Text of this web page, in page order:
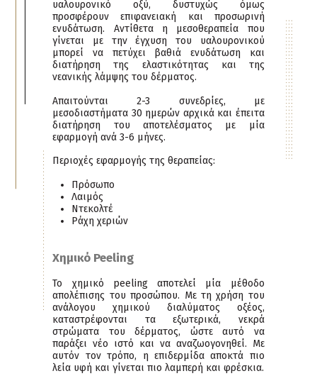
υαλουρονικό οξύ, δυστυχώς όμως
προσφέρουν επιφανειακή και προσωρινή
ενυδάτωση. Αντίθετα η μεσοθεραπεία που
γίνεται με την έγχυση του υαλουρονικού
μπορεί να πετύχει βαθιά ενυδάτωση και
διατήρηση της ελαστικότητας και της
νεανικής λάμψης του δέρματος.
Απαιτούνται 2-3 συνεδρίες, με
μεσοδιαστήματα 30 ημερών αρχικά και έπειτα
διατήρηση του αποτελέσματος με μία
εφαρμογή ανά 3-6 μήνες.
Περιοχές εφαρμογής της θεραπείας:
Πρόσωπο
Λαιμός
Ντεκολτέ
Ράχη χεριών
Χημικό Peeling
Το χημικό peeling αποτελεί μία μέθοδο
απολέπισης του προσώπου. Με τη χρήση του
ανάλογου χημικού διαλύματος οξέος,
καταστρέφονται τα εξωτερικά, νεκρά
στρώματα του δέρματος, ώστε αυτό να
παράξει νέο ιστό και να αναζωογονηθεί. Με
αυτόν τον τρόπο, η επιδερμίδα αποκτά πιο
λεία υφή και γίνεται πιο λαμπερή και φρέσκια.